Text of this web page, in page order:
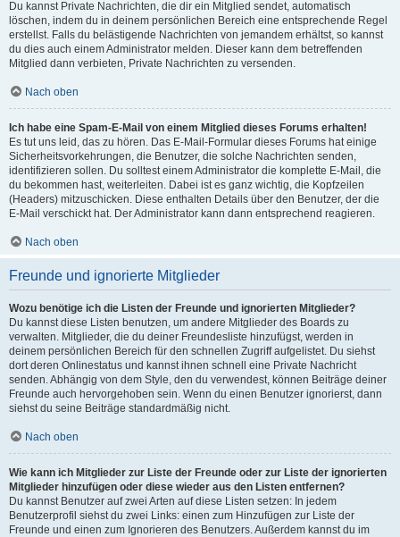
Du kannst Private Nachrichten, die dir ein Mitglied sendet, automatisch
löschen, indem du in deinem persönlichen Bereich eine entsprechende Regel
erstellst. Falls du belästigende Nachrichten von jemandem erhältst, so kannst
du dies auch einem Administrator melden. Dieser kann dem betreffenden
Mitglied dann verbieten, Private Nachrichten zu versenden.
Nach oben
Ich habe eine Spam-E-Mail von einem Mitglied dieses Forums erhalten!
Es tut uns leid, das zu hören. Das E-Mail-Formular dieses Forums hat einige
Sicherheitsvorkehrungen, die Benutzer, die solche Nachrichten senden,
identifizieren sollen. Du solltest einem Administrator die komplette E-Mail, die
du bekommen hast, weiterleiten. Dabei ist es ganz wichtig, die Kopfzeilen
(Headers) mitzuschicken. Diese enthalten Details über den Benutzer, der die
E-Mail verschickt hat. Der Administrator kann dann entsprechend reagieren.
Nach oben
Freunde und ignorierte Mitglieder
Wozu benötige ich die Listen der Freunde und ignorierten Mitglieder?
Du kannst diese Listen benutzen, um andere Mitglieder des Boards zu
verwalten. Mitglieder, die du deiner Freundesliste hinzufügst, werden in
deinem persönlichen Bereich für den schnellen Zugriff aufgelistet. Du siehst
dort deren Onlinestatus und kannst ihnen schnell eine Private Nachricht
senden. Abhängig von dem Style, den du verwendest, können Beiträge deiner
Freunde auch hervorgehoben sein. Wenn du einen Benutzer ignorierst, dann
siehst du seine Beiträge standardmäßig nicht.
Nach oben
Wie kann ich Mitglieder zur Liste der Freunde oder zur Liste der ignorierten
Mitglieder hinzufügen oder diese wieder aus den Listen entfernen?
Du kannst Benutzer auf zwei Arten auf diese Listen setzen: In jedem
Benutzerprofil siehst du zwei Links: einen zum Hinzufügen zur Liste der
Freunde und einen zum Ignorieren des Benutzers. Außerdem kannst du im